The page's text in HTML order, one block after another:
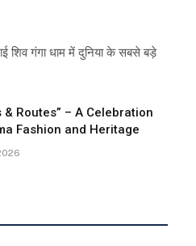
शिव गंगा धाम में दुनिया के सबसे बड़े
& Routes” – A Celebration
Fashion and Heritage